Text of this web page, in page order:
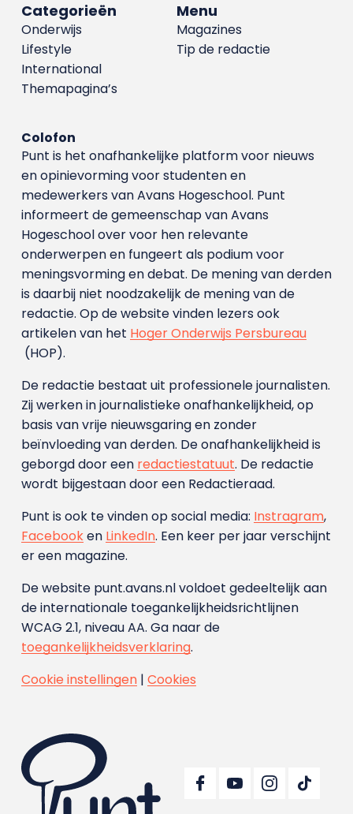
Menu
Magazines
Tip de redactie
Categorieën
Onderwijs
Lifestyle
International
Themapagina’s
Colofon
Punt is het onafhankelijke platform voor nieuws
en opinievorming voor studenten en
medewerkers van Avans Hoge­school. Punt
informeert de gemeenschap van Avans
Hogeschool over voor hen relevante
onderwerpen en fungeert als podium voor
meningsvorming en debat. De mening van derden
is daarbij niet noodzakelijk de mening van de
redactie. Op de website vinden lezers ook
artikelen van het Hoger Onderwijs Persbureau
(HOP).
De redactie bestaat uit professionele journalisten.
Zij werken in journalistieke onafhankelijkheid, op
basis van vrije nieuwsgaring en zonder
beïnvloeding van derden. De onafhankelijkheid is
geborgd door een redactiestatuut. De redactie
wordt bijgestaan door een Redactieraad.
Punt is ook te vinden op social media: Instragram,
Facebooken LinkedIn. Een keer per jaar verschijnt
er een magazine.
De website punt.avans.nl voldoet gedeeltelijk aan
de internationale toegankelijkheidsrichtlijnen
WCAG 2.1, niveau AA. Ga naar de
toegankelijkheidsverklaring.
Cookie instellingen| Cookies